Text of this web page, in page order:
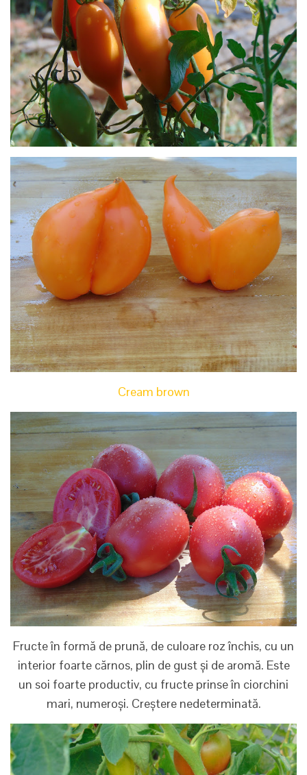
Cream brown
Fructe în formă de prună, de culoare roz închis, cu un
interior foarte cărnos, plin de gust și de aromă. Este
un soi foarte productiv, cu fructe prinse în ciorchini
mari, numeroși. Creștere nedeterminată.